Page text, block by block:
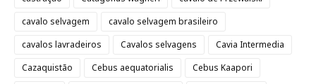
cavalo selvagem
cavalo selvagem brasileiro
cavalos lavradeiros
Cavalos selvagens
Cavia Intermedia
Cazaquistão
Cebus aequatorialis
Cebus Kaapori